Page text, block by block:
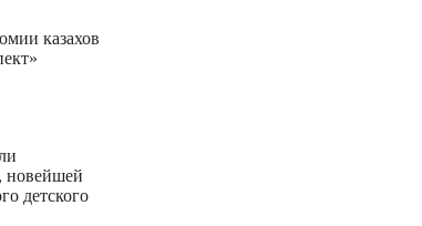
казахов
новейшей
детского